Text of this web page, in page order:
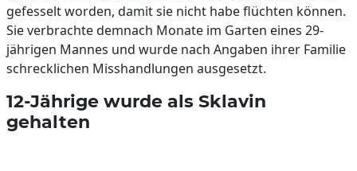
gefesselt worden, damit sie nicht habe flüchten können.
Sie verbrachte demnach Monate im Garten eines 29-
jährigen Mannes und wurde nach Angaben ihrer Familie
schrecklichen Misshandlungen ausgesetzt.
12-Jährige wurde als Sklavin
gehalten